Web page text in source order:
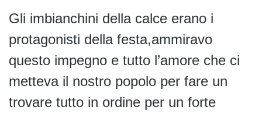
Gli imbianchini della calce erano i
protagonisti della festa,ammiravo
questo impegno e tutto l’amore che ci
metteva il nostro popolo per fare un
trovare tutto in ordine per un forte